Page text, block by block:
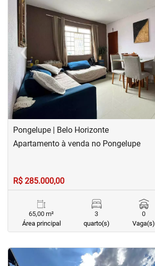
‹Previous
Pongelupe | Belo Horizonte
Apartamento à venda no Pongelupe
R$ 285.000,00
65,00 m²
Área principal
3
quarto(s)
0
Vaga(s)
<<